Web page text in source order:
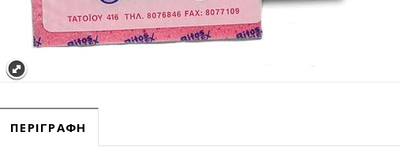
ΠΕΡΙΓΡΑΦΉ